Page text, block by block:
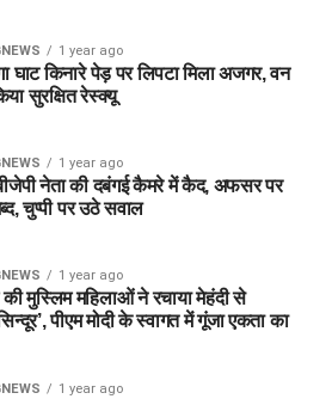
1 year ago
घाट किनारे पेड़ पर लिपटा मिला अजगर, वन
सुरक्षित रेस्क्यू
1 year ago
बीजेपी नेता की दबंगई कैमरे में कैद, अफसर पर
चुप्पी पर उठे सवाल
1 year ago
की मुस्लिम महिलाओं ने रचाया मेहंदी से
पीएम मोदी के स्वागत में गूंजा एकता का
1 year ago